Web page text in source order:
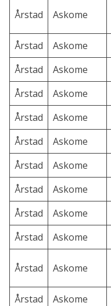
Årstad Askome
Årstad Askome
Årstad
Askome
Årstad
Askome
Årstad
Askome
Årstad
Askome
Årstad
Askome
Årstad
Askome
Årstad
Askome
Årstad
Askome
Årstad Askome
Årstad Askome